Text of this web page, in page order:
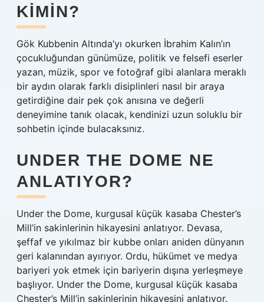
KIMIN?
Gök Kubbenin Altında’yı okurken İbrahim Kalın’ın
çocukluğundan günümüze, politik ve felsefi eserler
yazan, müzik, spor ve fotoğraf gibi alanlara meraklı
bir aydın olarak farklı disiplinleri nasıl bir araya
getirdiğine dair pek çok anısına ve değerli
deneyimine tanık olacak, kendinizi uzun soluklu bir
sohbetin içinde bulacaksınız.
UNDER THE DOME NE
ANLATIYOR?
Under the Dome, kurgusal küçük kasaba Chester’s
Mill’in sakinlerinin hikayesini anlatıyor. Devasa,
şeffaf ve yıkılmaz bir kubbe onları aniden dünyanın
geri kalanından ayırıyor. Ordu, hükümet ve medya
bariyeri yok etmek için bariyerin dışına yerleşmeye
başlıyor. Under the Dome, kurgusal küçük kasaba
Chester’s Mill’in sakinlerinin hikayesini anlatıyor.